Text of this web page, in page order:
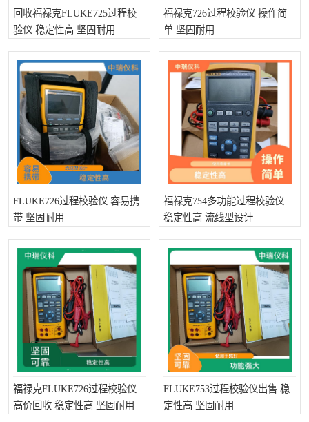
回收福禄克FLUKE725过程校
验仪 稳定性高 坚固耐用
福禄克726过程校验仪 操作简
单 坚固耐用
FLUKE726过程校验仪 容易携
带 坚固耐用
福禄克754多功能过程校验仪
稳定性高 流线型设计
福禄克FLUKE726过程校验仪
高价回收 稳定性高 坚固耐用
FLUKE753过程校验仪出售 稳
定性高 坚固耐用